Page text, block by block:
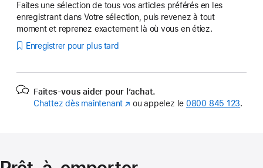
Faites une sélection de tous vos articles préférés en les
enregistrant dans Votre sélection, puis revenez à tout
moment et reprenez exactement là où vous en étiez.
Enregistrer pour plus tard
Faites-vous aider pour l’achat.
Chattez dès maintenant (s’ouvre
ou appelez le 0800 845 123.